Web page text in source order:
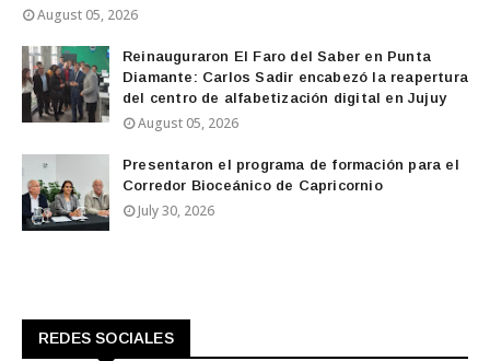
August 05, 2026
Reinauguraron El Faro del Saber en Punta
Diamante: Carlos Sadir encabezó la reapertura
del centro de alfabetización digital en Jujuy
August 05, 2026
Presentaron el programa de formación para el
Corredor Bioceánico de Capricornio
July 30, 2026
REDES SOCIALES